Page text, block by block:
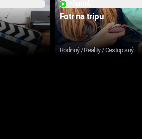
Fotr na tripu
Rodinný / Reality / Cestopisný